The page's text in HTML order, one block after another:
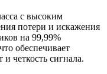
с высоким
потери и искажения
на 99,99%
обеспечивает
и четкость сигнала.